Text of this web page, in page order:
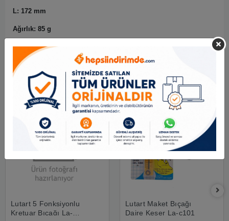
L: 172 mm
Ağırlık: 85 g
Benzer Ürünler
Lutart 5 Fonksiyonlu
Kretuar Bıçağı La-
Lutart Maket Bıçağı
Daire Keser La-c101